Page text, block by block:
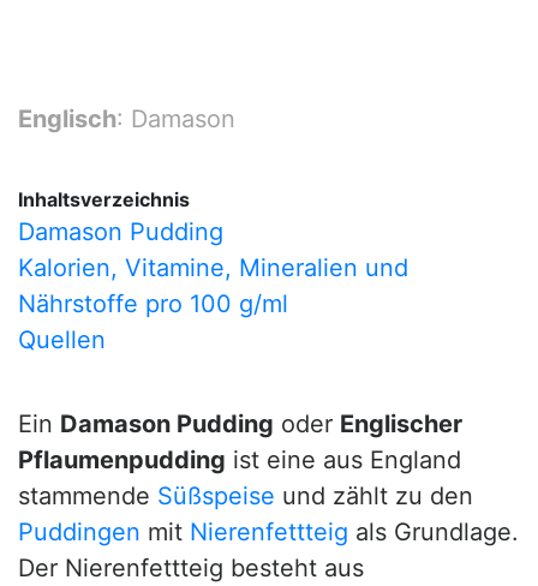
Englisch: Damason
Inhaltsverzeichnis
Damason Pudding
Kalorien, Vitamine, Mineralien und
Nährstoffe pro 100 g/ml
Quellen
Ein Damason Pudding oder Englischer
Pflaumenpudding ist eine aus England
stammende Süßspeise und zählt zu den
Puddingen mit Nierenfettteig als Grundlage.
Der Nierenfettteig besteht aus